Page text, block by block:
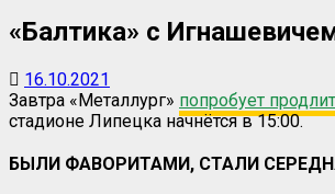
«Балтика» с
16.10.2021
Завтра «Металлург» попробует
стадионе Липецка начнётся в 15:00.
БЫЛИ ФАВОРИТАМИ, СТАЛИ